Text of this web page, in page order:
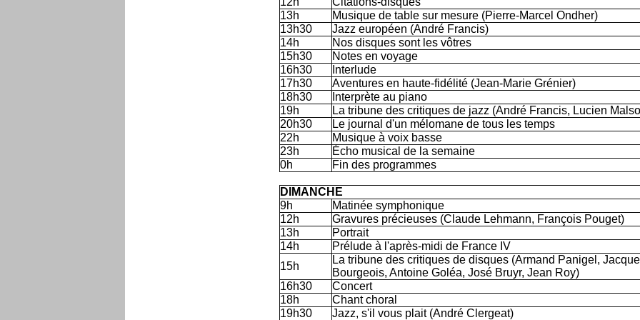
13h
Musique de table sur mesure (Pierre-Marcel Ondher)
13h30
Jazz européen (André Francis)
14h
Nos disques sont les vôtres
15h30
Notes en voyage
16h30
Interlude
17h30
Aventures en haute-fidélité (Jean-Marie Grénier)
18h30
Interprète au piano
19h
La tribune des critiques de jazz (André Francis, Lucien
20h30
Le journal d'un mélomane de tous les temps
22h
Musique à voix basse
23h
Écho musical de la semaine
0h
Fin des programmes
DIMANCHE
9h
Matinée symphonique
12h
Gravures précieuses (Claude Lehmann, François Pouget)
13h
Portrait
14h
Prélude à l'après-midi de France IV
15h
La tribune des critiques de disques (Armand Panigel,
Bourgeois, Antoine Goléa, José Bruyr, Jean Roy)
16h30
Concert
18h
Chant choral
19h30
Jazz, s'il vous plait (André Clergeat)